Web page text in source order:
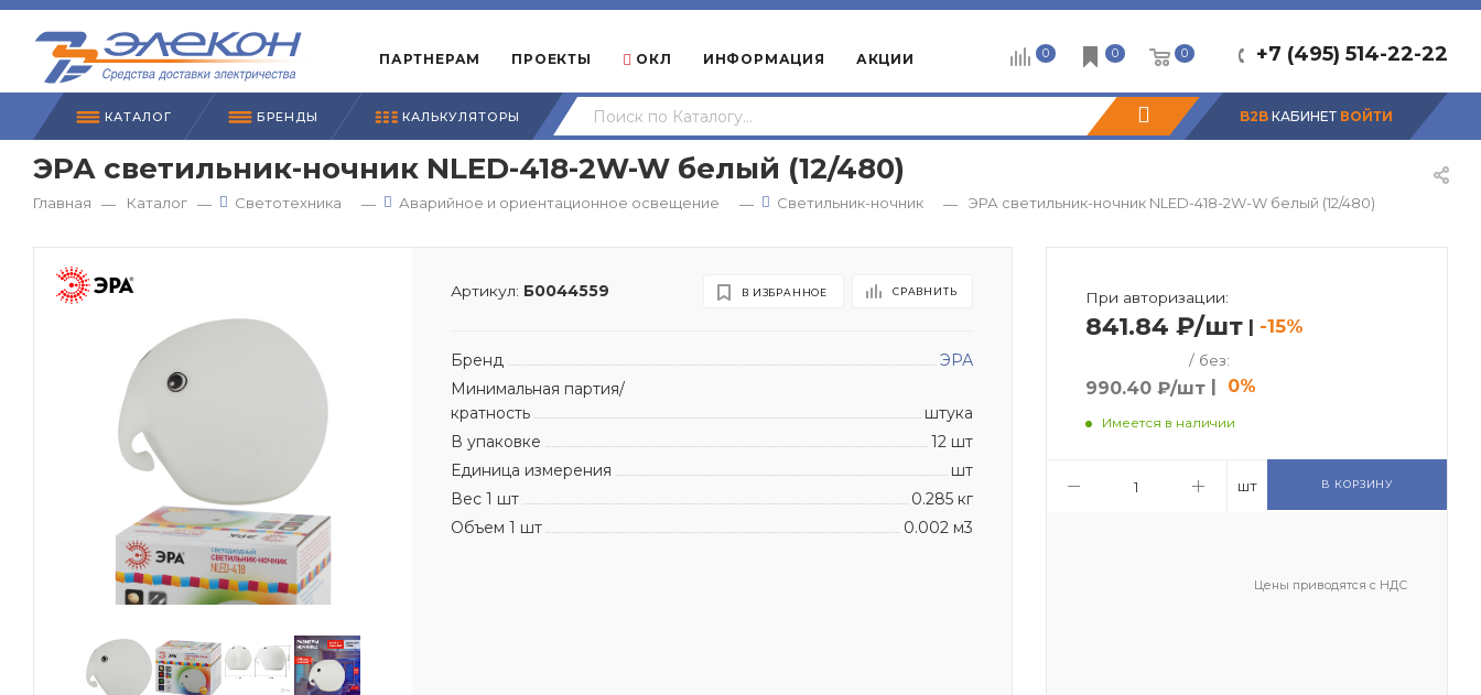
ПАРТНЕРАМ ПРОЕКТЫ ОКЛ ИНФОРМАЦИЯ АКЦИИ +7 (495) 514-22-22
0 0 0
B2B КАБИНЕТ ВОЙТИ
КАТАЛОГ БРЕНДЫ КАЛЬКУЛЯТОРЫ
ЭРА светильник-ночник NLED-418-2W-W белый (12/480)
Главная — Каталог — Светотехника — Аварийное и ориентационное освещение — Светильник-ночник — ЭРА светильник-ночник NLED-418-2W-W белый (12/480)
Артикул: Б0044559 В ИЗБРАННОЕ СРАВНИТЬ
Бренд
ЭРА
Минимальная партия/
кратность
штука
В упаковке
12 шт
Единица измерения
шт
Вес 1 шт
0.285 кг
Объем 1 шт
0.002 м3
При авторизации:
841.84 ₽/шт | -15%
/ без:
990.40 ₽/шт | 0%
Имеется в наличии
шт В КОРЗИНУ
Цены приводятся с НДС